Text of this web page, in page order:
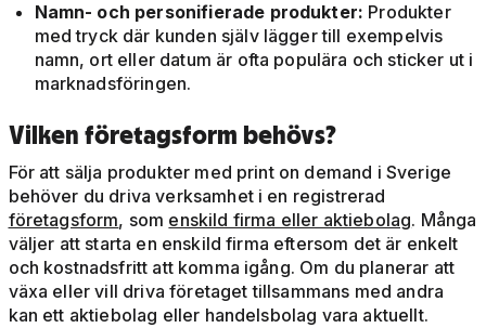
Namn- och personifierade produkter: Produkter
med tryck där kunden själv lägger till exempelvis
namn, ort eller datum är ofta populära och sticker ut i
marknadsföringen.
Vilken företagsform behövs?
För att sälja produkter med print on demand i Sverige
behöver du driva verksamhet i en registrerad
företagsform, som enskild firma eller aktiebolag. Många
väljer att starta en enskild firma eftersom det är enkelt
och kostnadsfritt att komma igång. Om du planerar att
växa eller vill driva företaget tillsammans med andra
kan ett aktiebolag eller handelsbolag vara aktuellt.